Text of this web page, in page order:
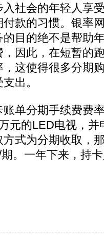
社会的年轻人享
款的习惯。银率
目的绝不是帮助
因此，在短暂的
这使得很多分期
出。
分期手续费费
元的LED电视，并
式为分期收取，
。一年下来，持